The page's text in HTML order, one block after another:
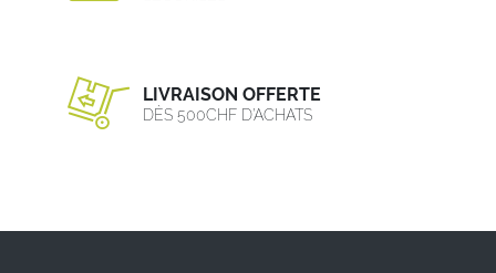
LIVRAISON OFFERTE
DÈS 500CHF D’ACHATS